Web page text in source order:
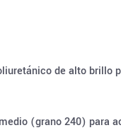
de alto brillo
(grano 240) para